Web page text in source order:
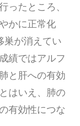
ったところ、
かに正常化
巣が消えてい
績ではアルフ
と肝への有効
はいえ、肺の
有効性につな